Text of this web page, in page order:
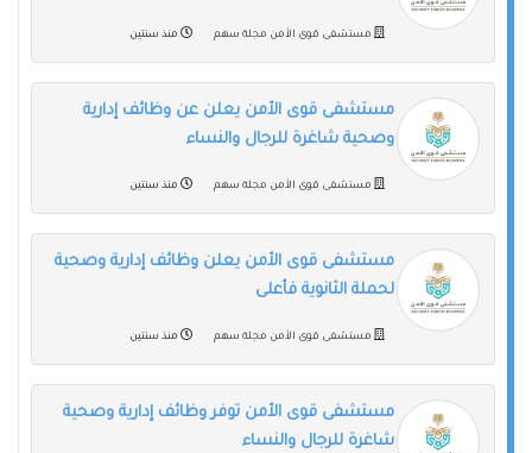
مستشفى قوى الأمن مجلة سهم منذ سنتين
مستشفى قوى الأمن يعلن عن وظائف إدارية
وصحية شاغرة للرجال والنساء
مستشفى قوى الأمن مجلة سهم منذ سنتين
مستشفى قوى الأمن يعلن وظائف إدارية وصحية
لحملة الثانوية فأعلى
مستشفى قوى الأمن مجلة سهم منذ سنتين
مستشفى قوى الأمن توفر وظائف إدارية وصحية
شاغرة للرجال والنساء